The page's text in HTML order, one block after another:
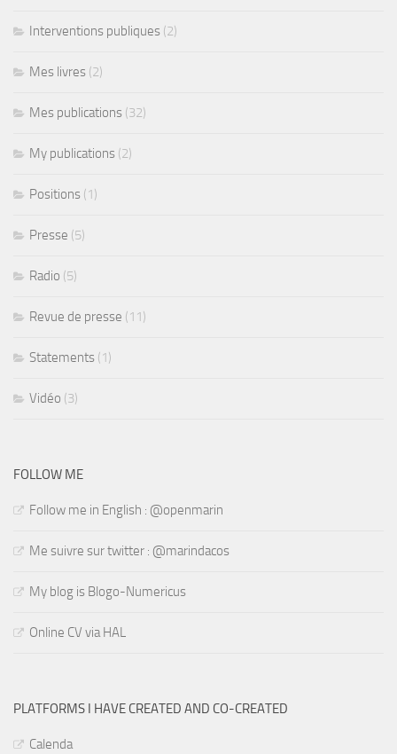
Interventions publiques (2)
Mes livres (2)
Mes publications (32)
My publications (2)
Positions (1)
Presse (5)
Radio (5)
Revue de presse (11)
Statements (1)
Vidéo (3)
FOLLOW ME
Follow me in English : @openmarin
Me suivre sur twitter : @marindacos
My blog is Blogo-Numericus
Online CV via HAL
PLATFORMS I HAVE CREATED AND CO-CREATED
Calenda